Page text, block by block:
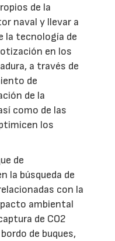
de la
naval y llevar a
la tecnología de
en los
a través de
de
de la
como de las
los
de
la búsqueda de
con la
ambiental
de CO2
de buques,